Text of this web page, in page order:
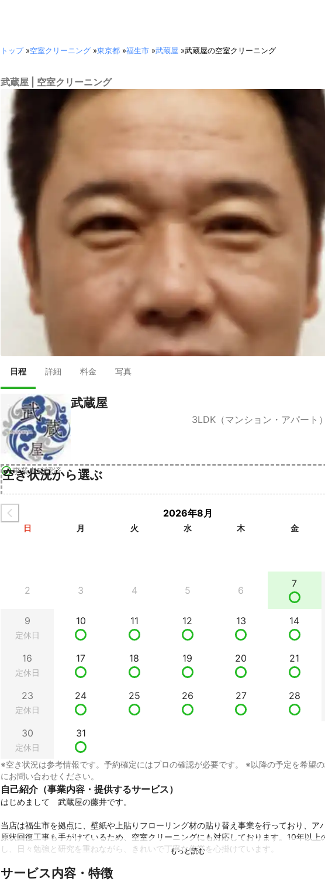
トップ»空室クリーニング »東京都 »福生市 »武蔵屋 »武蔵屋の空室クリーニング
武蔵屋 | 空室クリーニング
日程 詳細 料金 写真
事業者確認済
武蔵屋
3LDK（マンション・アパート
空き状況から選ぶ
2026年8月
日 月 火 水 木 金
2 3 4 5 6
7
9
定休日
10 11 12 13 14
16
定休日
17 18 19 20 21
23
定休日
24 25 26 27 28
30
定休日
31
※空き状況は参考情報です。予約確定にはプロの確認が必要です。 ※以降の予定を希望
にお問い合わせください。
自己紹介（事業内容・提供するサービス）
はじめまして　武蔵屋の藤井です。
当店は福生市を拠点に、壁紙や上貼りフローリング材の貼り替え事業を行っており、ア
原状回復工事も手がけているため、空室クリーニングにも対応しております。10年以上
し、日々勉強と研究を重ねながら、きれいで丁寧な作業を心掛けています。
空室クリーニングでは、フロアのワックスがけから浴槽のエプロン内高圧洗浄まで幅広
サービス内容・特徴